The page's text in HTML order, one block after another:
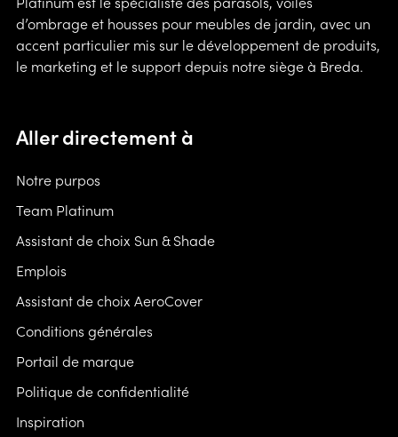
d’ombrage et housses pour meubles de jardin, avec un
accent particulier mis sur le développement de produits,
le marketing et le support depuis notre siège à Breda.
Aller directement à
Notre purpos
Team Platinum
Assistant de choix Sun & Shade
Emplois
Assistant de choix AeroCover
Conditions générales
Portail de marque
Politique de confidentialité
Inspiration